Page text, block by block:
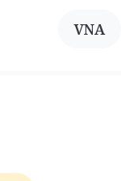
VNA